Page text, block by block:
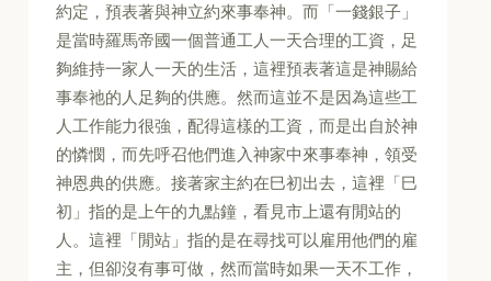
約定，預表著與神立約來事奉神。而「一錢銀子」
是當時羅馬帝國一個普通工人一天合理的工資，足
夠維持一家人一天的生活，這裡預表著這是神賜給
事奉祂的人足夠的供應。然而這並不是因為這些工
人工作能力很強，配得這樣的工資，而是出自於神
的憐憫，而先呼召他們進入神家中來事奉神，領受
神恩典的供應。接著家主約在巳初出去，這裡「巳
初」指的是上午的九點鐘，看見市上還有閒站的
人。這裡「閒站」指的是在尋找可以雇用他們的雇
主，但卻沒有事可做，然而當時如果一天不工作，